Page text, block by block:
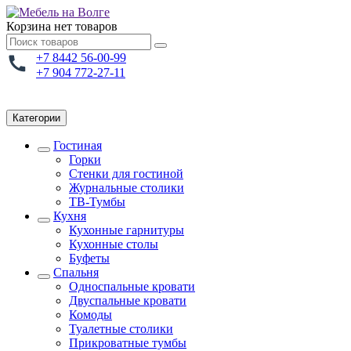
Корзина нет товаров
+7 8442 56-00-99
+7 904 772-27-11
Категории
Гостиная
Горки
Стенки для гостиной
Журнальные столики
TВ-Тумбы
Кухня
Кухонные гарнитуры
Кухонные столы
Буфеты
Спальня
Односпальные кровати
Двуспальные кровати
Комоды
Туалетные столики
Прикроватные тумбы